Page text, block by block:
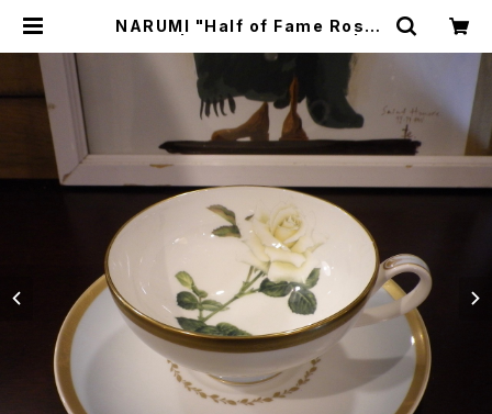
NARUMI "Half of Fame Rose
宿区神楽坂のリサイクルショップ・古